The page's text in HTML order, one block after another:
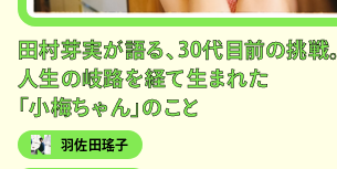
田村芽実が語る、30代目前の挑戦。
人生の岐路を経て生まれた
「小梅ちゃん」のこと
羽佐田瑤子